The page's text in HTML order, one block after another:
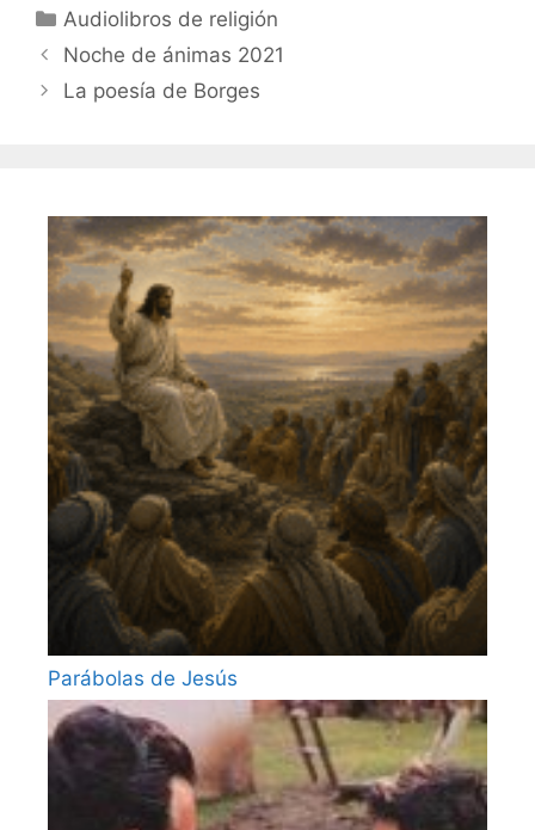
e
b
o
er p
ar
tir
Categorías
Audiolibros de religión
Noche de ánimas 2021
La poesía de Borges
Parábolas de Jesús